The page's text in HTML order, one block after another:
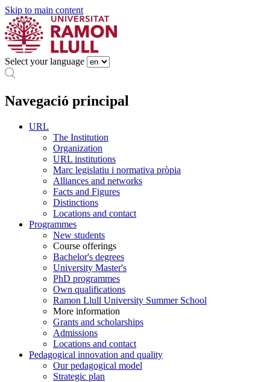
Skip to main content
Select your language
Navegació principal
URL
The Institution
Organization
URL institutions
Marc legislatiu i normativa pròpia
Alliances and networks
Facts and Figures
Distinctions
Locations and contact
Programmes
New students
Course offerings
Bachelor's degrees
University Master's
PhD programmes
Own qualifications
Ramon Llull University Summer School
More information
Grants and scholarships
Admissions
Locations and contact
Pedagogical innovation and quality
Our pedagogical model
Strategic plan